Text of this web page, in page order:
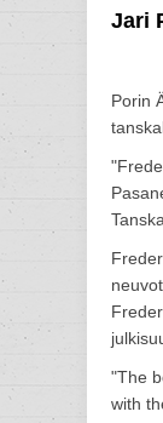
Jari
Porin
"The
with